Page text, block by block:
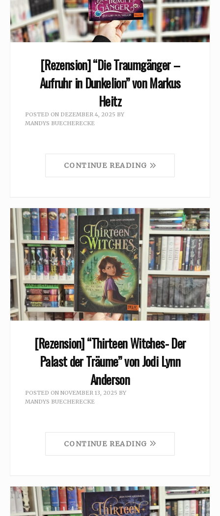
[Rezension] “Die Traumgänger –
Aufruhr in Dunkelion” von Markus
Heitz
POSTED ON DEZEMBER 4, 2025 BY
MANDYS BUECHERECKE
CONTINUE READING
[Rezension] “Thirteen Witches- Der
Palast der Träume” von Jodi Lynn
Anderson
POSTED ON NOVEMBER 13, 2025 BY
MANDYS BUECHERECKE
CONTINUE READING